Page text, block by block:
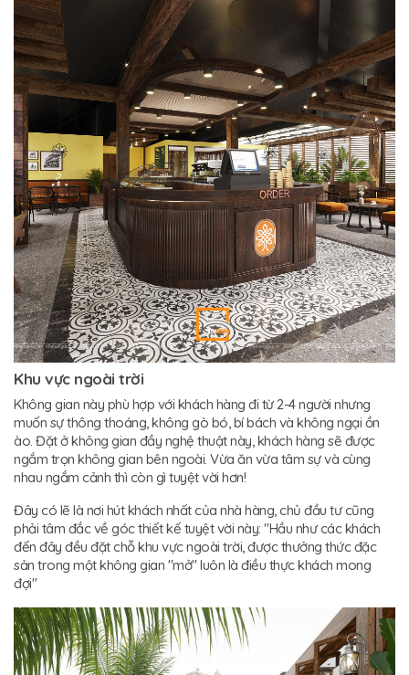
Khu vực ngoài trời
Không gian này phù hợp với khách hàng đi từ 2-4 người nhưng
muốn sự thông thoáng, không gò bó, bí bách và không ngại ồn
ào. Đặt ở không gian đầy nghệ thuật này, khách hàng sẽ được
ngắm trọn không gian bên ngoài. Vừa ăn vừa tâm sự và cùng
nhau ngắm cảnh thì còn gì tuyệt vời hơn!
Đây có lẽ là nơi hút khách nhất của nhà hàng, chủ đầu tư cũng
phải tâm đắc về góc thiết kế tuyệt vời này: "Hầu như các khách
đến đây đều đặt chỗ khu vực ngoài trời, được thưởng thức đặc
sản trong một không gian "mở" luôn là điều thực khách mong
đợi"